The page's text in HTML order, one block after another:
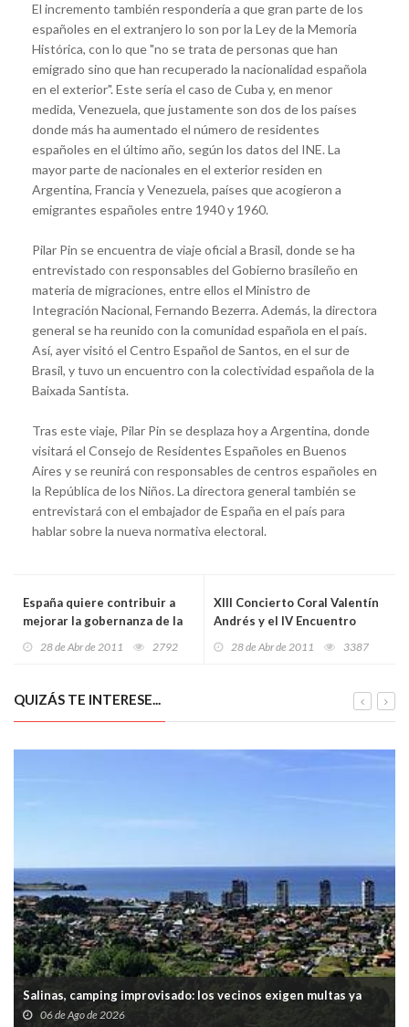
El incremento también respondería a que gran parte de los
españoles en el extranjero lo son por la Ley de la Memoria
Histórica, con lo que "no se trata de personas que han
emigrado sino que han recuperado la nacionalidad española
en el exterior". Este sería el caso de Cuba y, en menor
medida, Venezuela, que justamente son dos de los países
donde más ha aumentado el número de residentes
españoles en el último año, según los datos del INE. La
mayor parte de nacionales en el exterior residen en
Argentina, Francia y Venezuela, países que acogieron a
emigrantes españoles entre 1940 y 1960.
Pilar Pin se encuentra de viaje oficial a Brasil, donde se ha
entrevistado con responsables del Gobierno brasileño en
materia de migraciones, entre ellos el Ministro de
Integración Nacional, Fernando Bezerra. Además, la directora
general se ha reunido con la comunidad española en el país.
Así, ayer visitó el Centro Español de Santos, en el sur de
Brasil, y tuvo un encuentro con la colectividad española de la
Baixada Santista.
Tras este viaje, Pilar Pin se desplaza hoy a Argentina, donde
visitará el Consejo de Residentes Españoles en Buenos
Aires y se reunirá con responsables de centros españoles en
la República de los Niños. La directora general también se
entrevistará con el embajador de España en el país para
hablar sobre la nueva normativa electoral.
España quiere contribuir a
mejorar la gobernanza de la
28 de Abr de 2011 2792
XIII Concierto Coral Valentín
Andrés y el IV Encuentro
28 de Abr de 2011 3387
QUIZÁS TE INTERESE...
Salinas, camping improvisado: los vecinos exigen multas ya
06 de Ago de 2026